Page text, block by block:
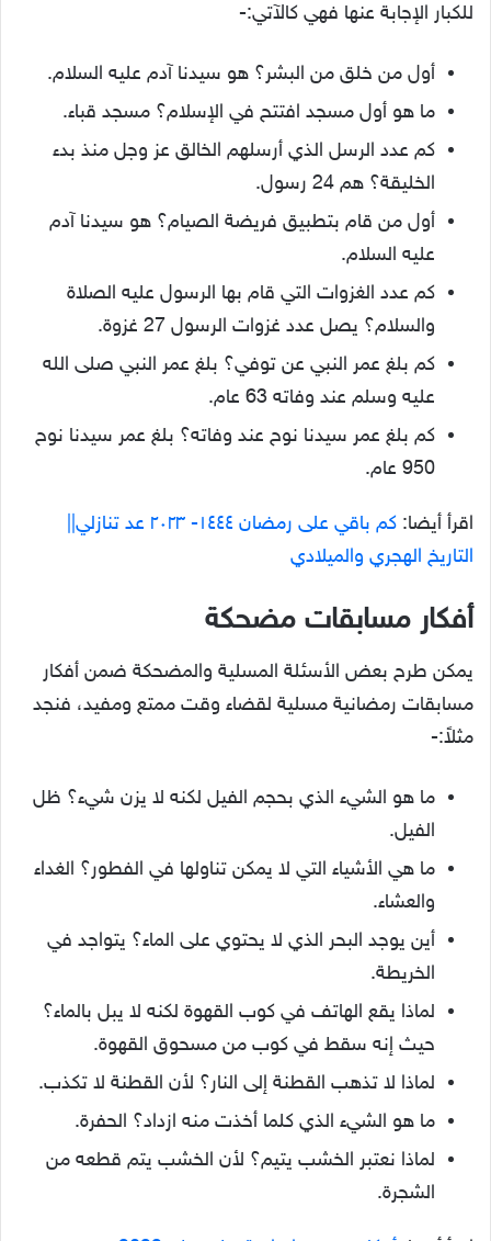
للكبار الإجابة عنها فهي كالآتي:-
أول من خلق من البشر؟ هو سيدنا آدم عليه السلام.
ما هو أول مسجد افتتح في الإسلام؟ مسجد قباء.
كم عدد الرسل الذي أرسلهم الخالق عز وجل منذ بدء
الخليقة؟ هم 24 رسول.
أول من قام بتطبيق فريضة الصيام؟ هو سيدنا آدم
عليه السلام.
كم عدد الغزوات التي قام بها الرسول عليه الصلاة
والسلام؟ يصل عدد غزوات الرسول 27 غزوة.
كم بلغ عمر النبي عن توفي؟ بلغ عمر النبي صلى الله
عليه وسلم عند وفاته 63 عام.
كم بلغ عمر سيدنا نوح عند وفاته؟ بلغ عمر سيدنا نوح
950 عام.
اقرأ أيضا:
كم باقي على رمضان ١٤٤٤- ٢٠٢٣ عد تنازلي||
التاريخ الهجري والميلادي
أفكار مسابقات مضحكة
يمكن طرح بعض الأسئلة المسلية والمضحكة ضمن أفكار
مسابقات رمضانية مسلية لقضاء وقت ممتع ومفيد، فنجد
مثلاً:-
ما هو الشيء الذي بحجم الفيل لكنه لا يزن شيء؟ ظل
الفيل.
ما هي الأشياء التي لا يمكن تناولها في الفطور؟ الغداء
والعشاء.
أين يوجد البحر الذي لا يحتوي على الماء؟ يتواجد في
الخريطة.
لماذا يقع الهاتف في كوب القهوة لكنه لا يبل بالماء؟
حيث إنه سقط في كوب من مسحوق القهوة.
لماذا لا تذهب القطنة إلى النار؟ لأن القطنة لا تكذب.
ما هو الشيء الذي كلما أخذت منه ازداد؟ الحفرة.
لماذا نعتبر الخشب يتيم؟ لأن الخشب يتم قطعه من
الشجرة.